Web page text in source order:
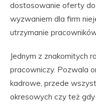
dostosowanie oferty do
wyzwaniem dla firm
utrzymanie
Jednym z znakomitych
pracowniczy. Pozwala
kadrowe, przede
okresowych czy też